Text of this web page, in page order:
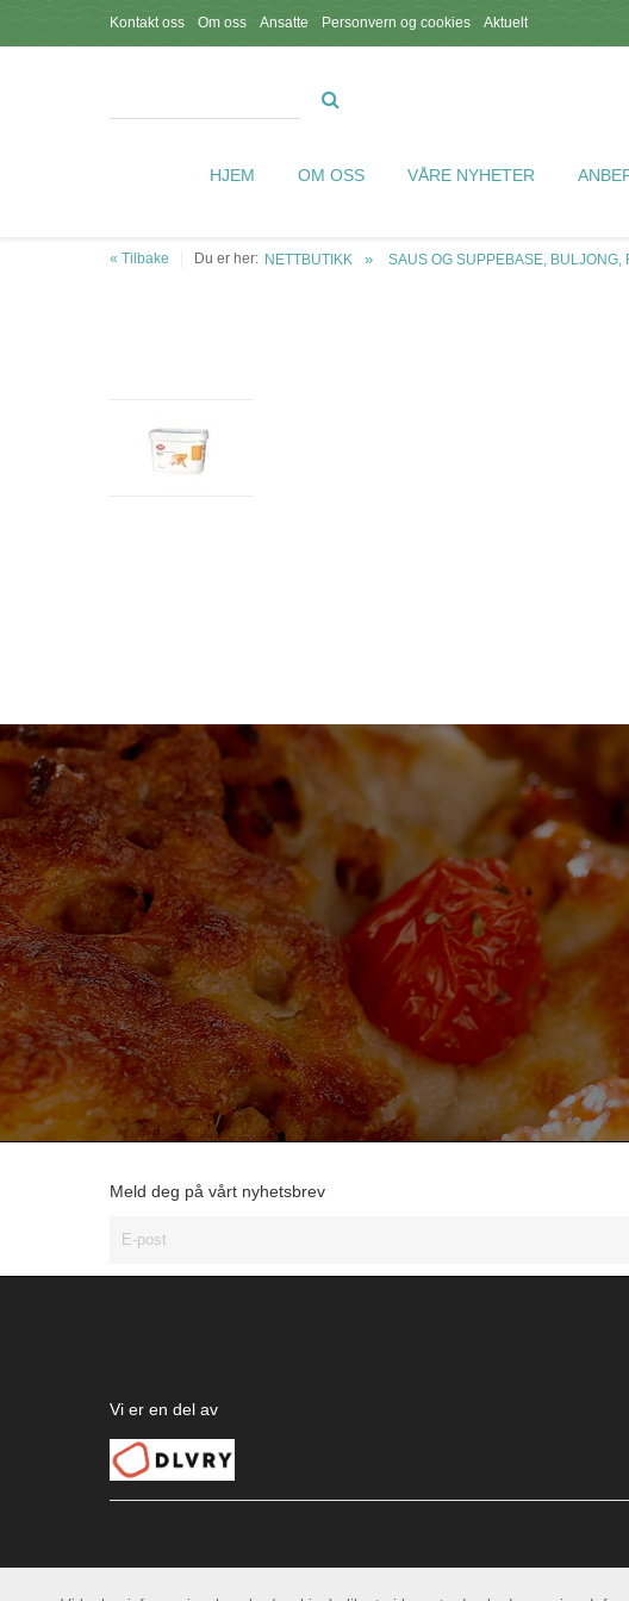
Kontakt oss Om oss Ansatte Personvern og cookies Aktuelt
HJEM OM OSS VÅRE NYHETER
« Tilbake Du er her: NETTBUTIKK SAUS OG SUPPEBASE, BULJONG,
Meld deg på vårt nyhetsbrev
Vi er en del av